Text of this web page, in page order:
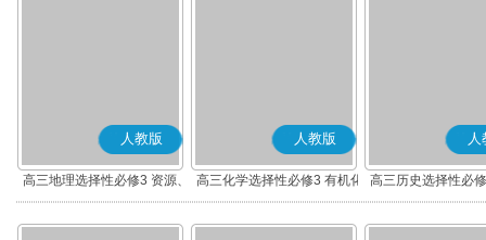
人教版
高三地理选择性必修3 资源、
环境与国家安全
人教版
高三化学选择性必修3 有机化
学基础
人
高三历史选择性必
流与传播(部